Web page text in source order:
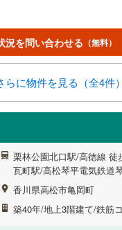
況を問い合わせる （無料）
らに物件を見る（全4件）
栗林公園北口駅/高徳線 徒
瓦町駅/高松琴平電気鉄道
香川県高松市亀岡町
築40年/地上3階建て/鉄筋